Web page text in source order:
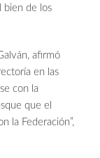
bien de los
afirmó
en las
con la
que el
la Federación”,